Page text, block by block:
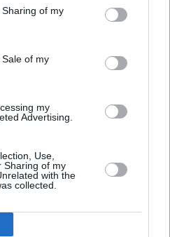
of my
of my
my
Advertising.
Use,
Sharing of my
with the
collected.